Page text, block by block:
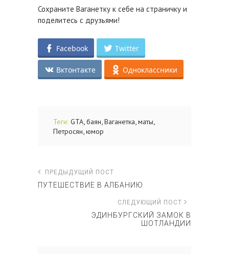
Сохраните Ваганетку к себе на страничку и
поделитесь с друзьями!
Facebook Twitter
Вктонтакте Одноклассники
Теги: GTA баян Ваганетка маты
Петросян юмор
ПРЕДЫДУЩИЙ ПОСТ
ПУТЕШЕСТВИЕ В АЛБАНИЮ
СЛЕДУЮЩИЙ ПОСТ
ЭДИНБУРГСКИЙ ЗАМОК В
ШОТЛАНДИИ